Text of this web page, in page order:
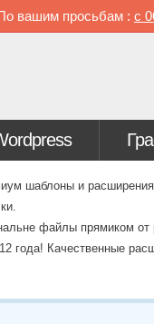
вашим просьбам : с
шаблоны и
файлы прямиком от
года! Качественные